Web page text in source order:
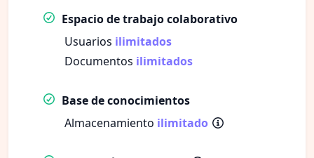
Espacio de trabajo colaborativo
Usuarios ilimitados
Documentos ilimitados
Base de conocimientos
Almacenamiento ilimitado